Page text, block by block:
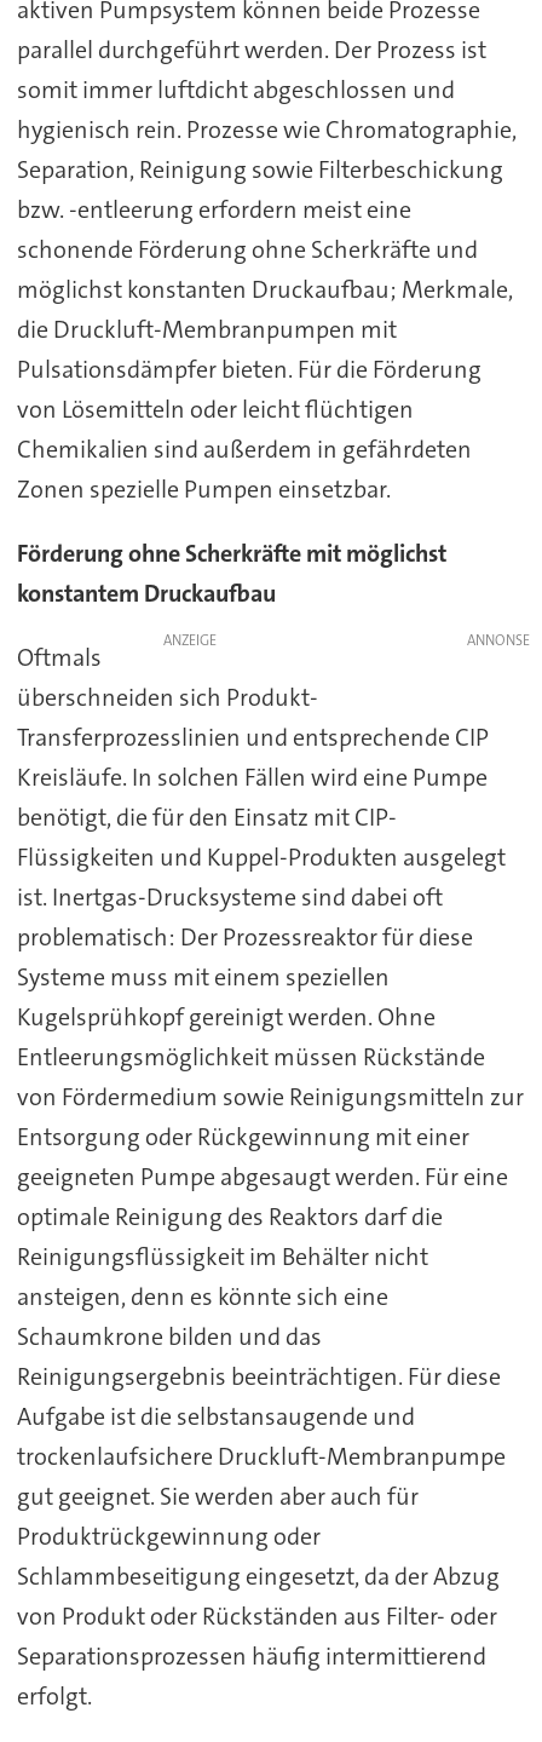
aktiven Pumpsystem können beide Prozesse
parallel durchgeführt werden. Der Prozess ist
somit immer luftdicht abgeschlossen und
hygienisch rein. Prozesse wie Chromatographie,
Separation, Reinigung sowie Filterbeschickung
bzw. -entleerung erfordern meist eine
schonende Förderung ohne Scherkräfte und
möglichst konstanten Druckaufbau; Merkmale,
die Druckluft-Membranpumpen mit
Pulsationsdämpfer bieten. Für die Förderung
von Lösemitteln oder leicht flüchtigen
Chemikalien sind außerdem in gefährdeten
Zonen spezielle Pumpen einsetzbar.
Förderung ohne Scherkräfte mit möglichst
konstantem Druckaufbau
ANZEIGE
Oftmals
überschneiden sich Produkt-
Transferprozesslinien und entsprechende CIP
Kreisläufe. In solchen Fällen wird eine Pumpe
benötigt, die für den Einsatz mit CIP-
Flüssigkeiten und Kuppel-Produkten ausgelegt
ist. Inertgas-Drucksysteme sind dabei oft
problematisch: Der Prozessreaktor für diese
Systeme muss mit einem speziellen
Kugelsprühkopf gereinigt werden. Ohne
Entleerungsmöglichkeit müssen Rückstände
von Fördermedium sowie Reinigungsmitteln zur
Entsorgung oder Rückgewinnung mit einer
geeigneten Pumpe abgesaugt werden. Für eine
optimale Reinigung des Reaktors darf die
Reinigungsflüssigkeit im Behälter nicht
ansteigen, denn es könnte sich eine
Schaumkrone bilden und das
Reinigungsergebnis beeinträchtigen. Für diese
Aufgabe ist die selbstansaugende und
trockenlaufsichere Druckluft-Membranpumpe
gut geeignet. Sie werden aber auch für
Produktrückgewinnung oder
Schlammbeseitigung eingesetzt, da der Abzug
von Produkt oder Rückständen aus Filter- oder
Separationsprozessen häufig intermittierend
erfolgt.